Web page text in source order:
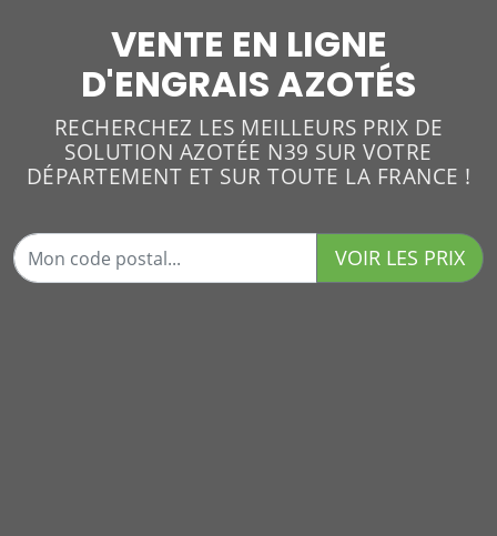
VENTE EN LIGNE
D'ENGRAIS AZOTÉS
RECHERCHEZ LES MEILLEURS PRIX DE
SOLUTION AZOTÉE N39 SUR VOTRE
DÉPARTEMENT ET SUR TOUTE LA FRANCE !
VOIR LES PRIX